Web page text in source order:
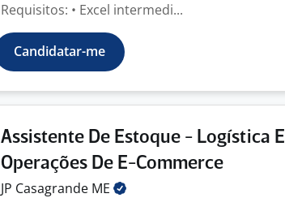
Requisitos: • Excel intermedi...
Candidatar-me
Assistente De Estoque - Logística E
Operações De E-Commerce
JP Casagrande ME